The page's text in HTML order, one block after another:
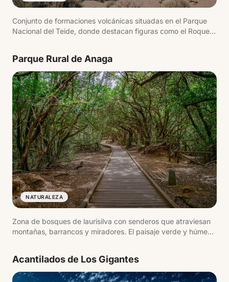
Conjunto de formaciones volcánicas situadas en el Parque
Nacional del Teide, donde destacan figuras como el Roque
Parque Rural de Anaga
NATURALEZA
Zona de bosques de laurisilva con senderos que atraviesan
montañas, barrancos y miradores. El paisaje verde y húmedo
Acantilados de Los Gigantes